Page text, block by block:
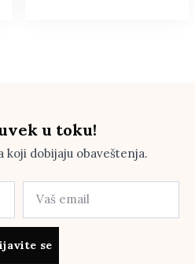
u toku!
koji dobijaju obaveštenja.
se